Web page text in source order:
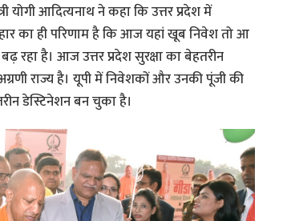
योगी आदित्यनाथ ने कहा कि उत्तर प्रदेश में
का ही परिणाम है कि आज यहां खूब निवेश तो आ
रहा है। आज उत्तर प्रदेश सुरक्षा का बेहतरीन
राज्य है। यूपी में निवेशकों और उनकी पूंजी की
डेस्टिनेशन बन चुका है।